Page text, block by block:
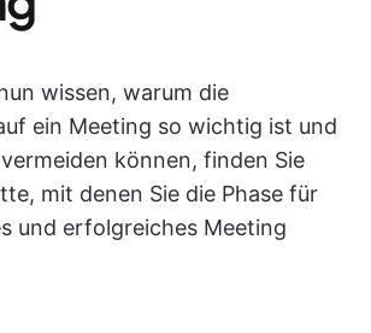
wissen, warum die
ein Meeting so wichtig ist und
können, finden Sie
mit denen Sie die Phase für
und erfolgreiches Meeting